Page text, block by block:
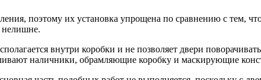
поэтому их уста­новка упрощена по сравнению с тем,
нелишне.
внутри коробки и не позволяет двери
налич­ники, обрамляющие коробку и маскирующие